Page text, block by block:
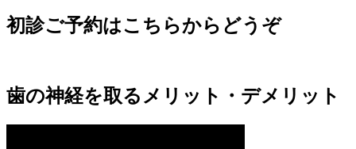
初診ご予約はこちらからどうぞ
歯の神経を取るメリット・デメリット